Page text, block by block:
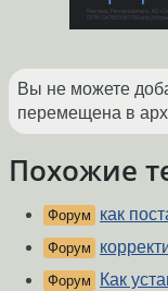
Вы не можете
перемещена в
Похожие
Форум как
Форум
Форум Как